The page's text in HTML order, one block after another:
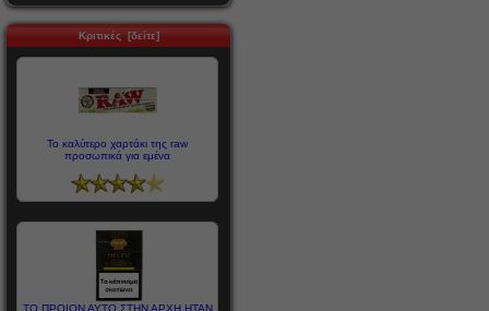
Κριτικές [δείτε]
Το καλύτερο χαρτάκι της raw
προσωπικά για εμένα
ΤΟ ΠΡΟΙΟΝ ΑΥΤΟ ΣΤΗΝ ΑΡΧΗ ΗΤΑΝ